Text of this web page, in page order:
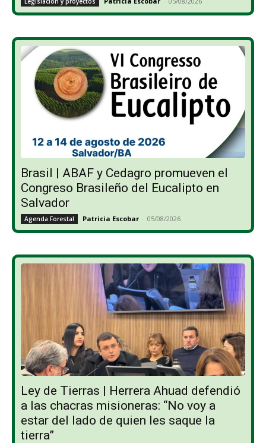
Brasil | ABAF y Cedagro promueven el
Congreso Brasileño del Eucalipto en
Salvador
Agenda Forestal Patricia Escobar - 05/08/2026
Ley de Tierras | Herrera Ahuad defendió
a las chacras misioneras: “No voy a
estar del lado de quien les saque la
tierra”